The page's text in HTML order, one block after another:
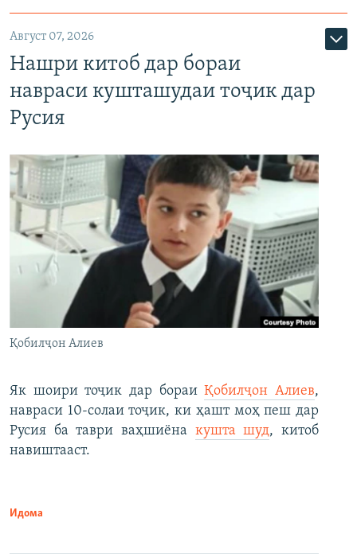
Август 07, 2026
Нашри китоб дар бораи
навраси кушташудаи тоҷик дар
Русия
Қобилҷон Алиев
Як шоири тоҷик дар бораиҚобилҷон Алиев,
навраси 10-солаи тоҷик, ки ҳашт моҳ пеш дар
Русия ба таври ваҳшиёна кушта шуд, китоб
навиштааст.
Идома